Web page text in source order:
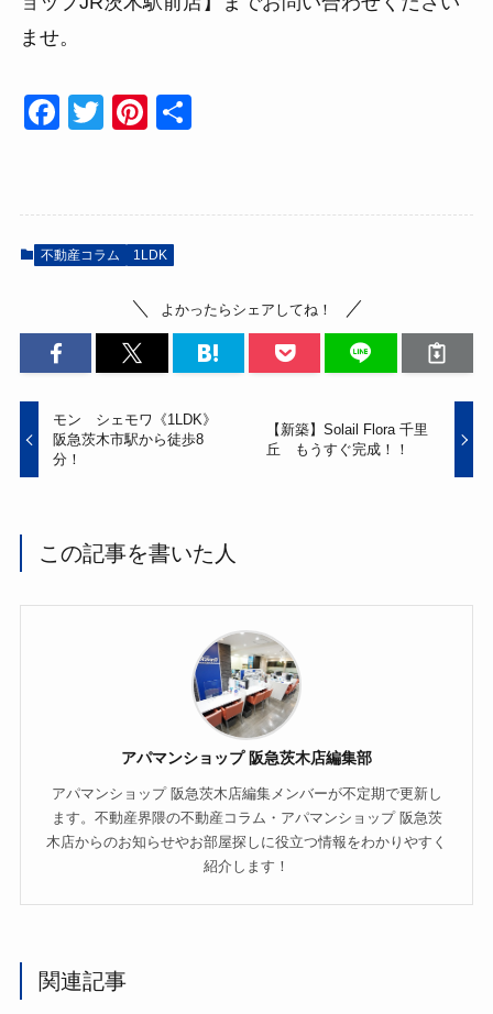
ませ。
F
e
b
o
k
T
er
Pi
e
st
不動産コラム 1LDK
よかったらシェアしてね！
モン シェモワ《1LDK》
阪急茨木市駅から徒歩8
分！
【新築】Solail Flora 千里
丘 もうすぐ完成！！
この記事を書いた人
アパマンショップ 阪急茨木店編集部
アパマンショップ 阪急茨木店編集メンバーが不定期で更新し
ます。不動産界隈の不動産コラム・アパマンショップ 阪急茨
木店からのお知らせやお部屋探しに役立つ情報をわかりやすく
紹介します！
関連記事